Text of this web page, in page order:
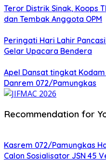
Teror Distrik Sinak, Koops
dan Tembak Anggota OPM
Peringati Hari Lahir
Gelar Upacara Bendera
Apel Dansat tingkat
Danrem 072/Pamungkas
Recommendation for
Kasrem 072/Pamungkas
Calon Sosialisator JSN 45